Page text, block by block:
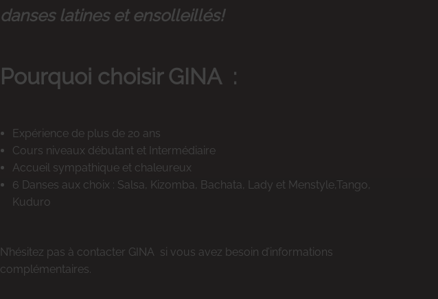
danses latines et ensolleillés!
Pourquoi choisir GINA :
Expérience de plus de 20 ans
Cours niveaux débutant et Intermédiaire
Accueil sympathique et chaleureux
6 Danses aux choix : Salsa, Kizomba, Bachata, Lady et Menstyle,Tango,
Kuduro
N’hésitez pas à contacter GINA si vous avez besoin d’informations
complémentaires.